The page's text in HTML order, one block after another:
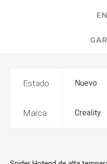
Estado Nuevo
Marca Creality